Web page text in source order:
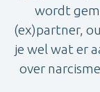
wordt
(ex)partner,
je wel wat er
over